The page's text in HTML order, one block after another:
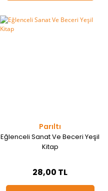
Parıltı
Eğlenceli Sanat Ve Beceri Yeşil
Kitap
28,00 TL